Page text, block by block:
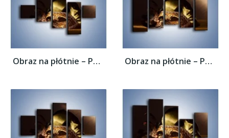
Obraz na płótnie – Porzucone maski w... Obraz na płótnie – Porzucone maski w...